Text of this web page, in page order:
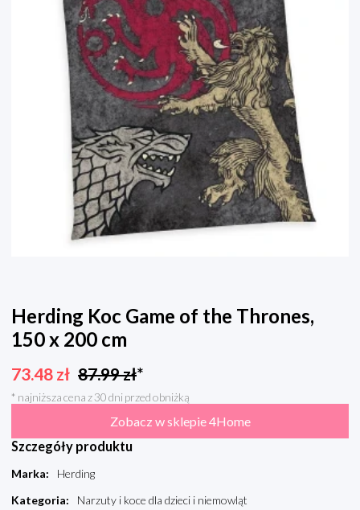
Herding Koc Game of the Thrones,
150 x 200 cm
73.48 zł 87.99zł*
* najniższa cena z 30 dni przed obniżką
Zobacz w sklepie 4Home
Szczegóły produktu
Marka:
Herding
Kategoria:
Narzuty i koce dla dzieci i niemowląt